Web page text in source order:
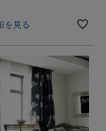
を見る